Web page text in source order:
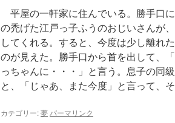
平屋の一軒家に住んでいる。勝手口
の禿げた江戸っ子ふうのおじいさんが
してくれる。すると、今度は少し離れ
のが見えた。勝手口から首を出して、
っちゃんに・・・」と言う。息子の同
と、「じゃあ、また今度」と言って、
カテゴリー:夢 パーマリンク